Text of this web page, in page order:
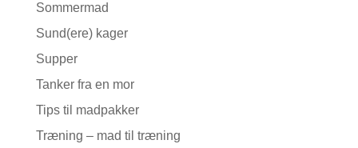
Sommermad
Sund(ere) kager
Supper
Tanker fra en mor
Tips til madpakker
Træning – mad til træning